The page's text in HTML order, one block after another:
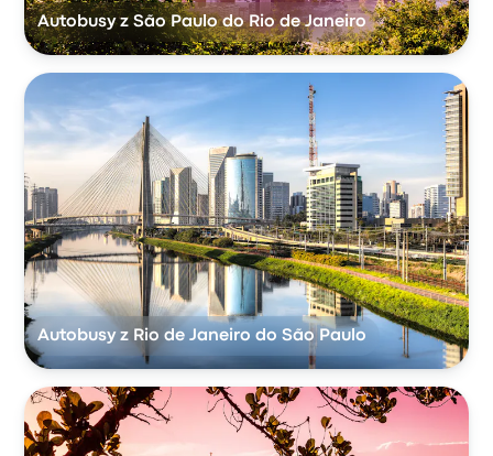
Autobusy z São Paulo do Rio de Janeiro
Autobusy z Rio de Janeiro do São Paulo